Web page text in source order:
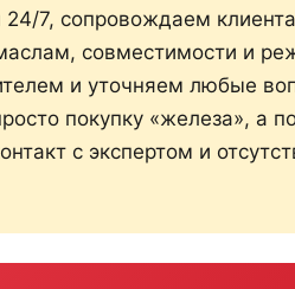
7, сопровождаем
совместимости и
и уточняем любые
покупку «железа», а
с экспертом и